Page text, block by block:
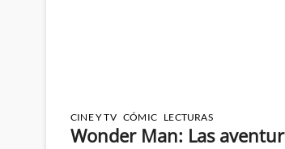
CINE Y TV CÓMIC LECTURAS
Wonder Man: Las